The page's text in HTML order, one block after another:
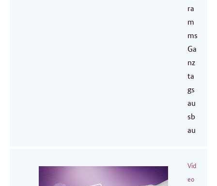
ra
m
ms
Ga
nz
ta
gs
au
sb
au
Vid
eo